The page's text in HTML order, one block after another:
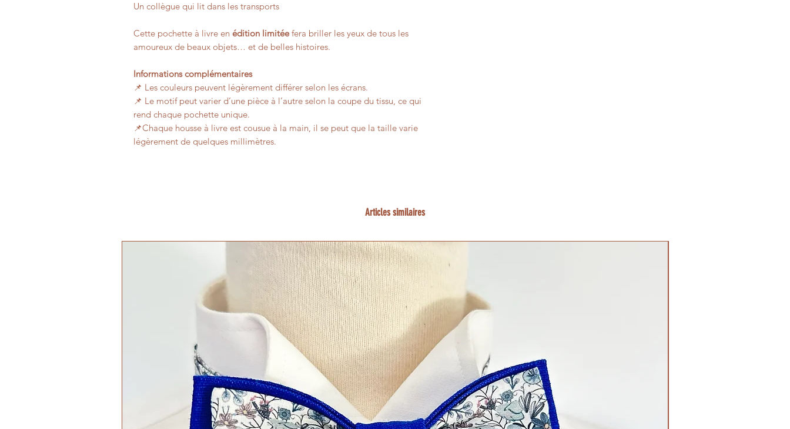
Un collègue qui lit dans les transports
Cette pochette à livre en édition limitéefera briller les yeux de tous les
amoureux de beaux objets… et de belles histoires.
Informations complémentaires
📌 Les couleurs peuvent légèrement différer selon les écrans.
📌 Le motif peut varier d’une pièce à l’autre selon la coupe du tissu, ce qui
rend chaque pochette unique.
📌Chaque housse à livre est cousue à la main, il se peut que la taille varie
légèrement de quelques millimètres.
Articles similaires